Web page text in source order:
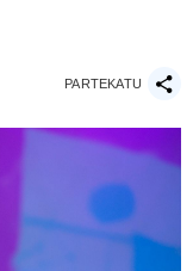
PARTEKATU